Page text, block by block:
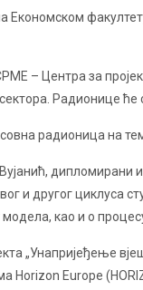
Економском
– Центра за
Радионице ће
радионица на
дипломирани
и другог циклуса
као и о
„Унапријеђење
Horizon Europe